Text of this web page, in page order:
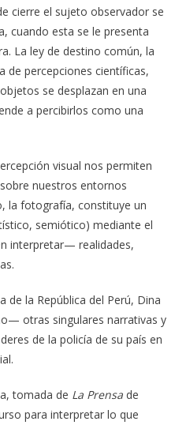
cierre el sujeto observador se
cuando esta se le presenta
La ley de destino común, la
de percepciones científicas,
se desplazan en una
a percibirlos como una
visual nos permiten
nuestros entornos
la fotografía, constituye un
semiótico) mediante el
interpretar— realidades,
de la República del Perú, Dina
otras singulares narrativas y
de la policía de su país en
tomada de La Prensade
para interpretar lo que